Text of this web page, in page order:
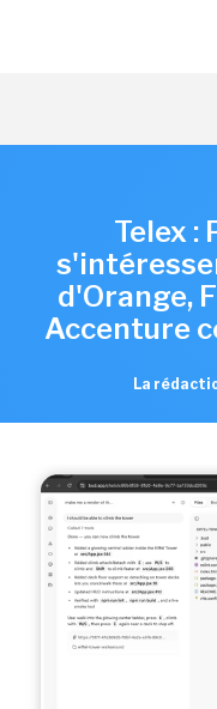
Telex :
d'Orange,
Accenture
La